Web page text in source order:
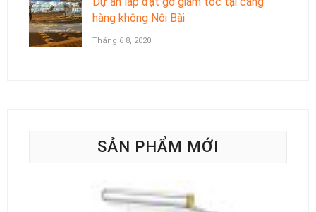
hàng không Nội Bài
Tháng 6 8, 2020
SẢN PHẨM MỚI